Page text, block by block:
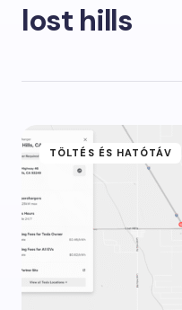
lost hills
TÖLTÉS ÉS HATÓTÁV